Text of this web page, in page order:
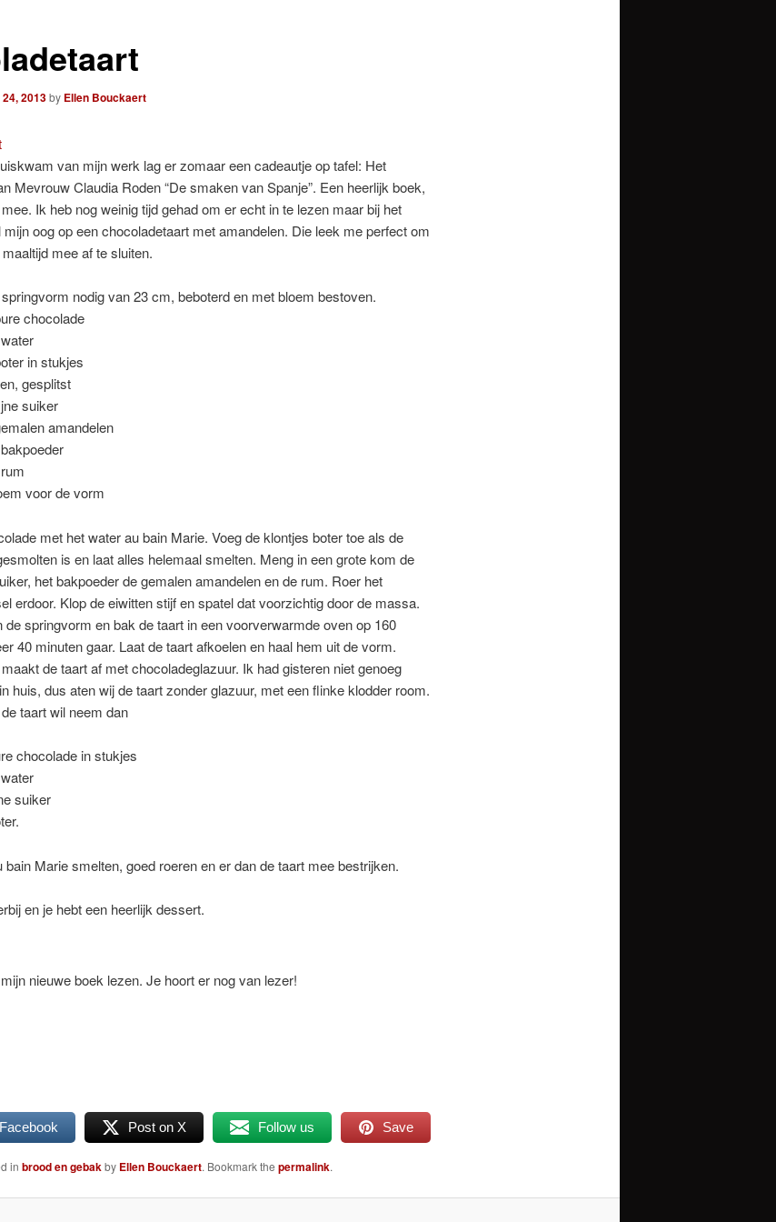
2013by Ellen Bouckaert
van mijn werk lag er zomaar een cadeautje op tafel: Het
Mevrouw Claudia Roden “De smaken van Spanje”. Een heerlijk boek,
Ik heb nog weinig tijd gehad om er echt in te lezen maar bij het
oog op een chocoladetaart met amandelen. Die leek me perfect om
mee af te sluiten.
nodig van 23 cm, beboterd en met bloem bestoven.
chocolade
in stukjes
gesplitst
suiker
amandelen
voor de vorm
met het water au bain Marie. Voeg de klontjes boter toe als de
is en laat alles helemaal smelten. Meng in een grote kom de
het bakpoeder de gemalen amandelen en de rum. Roer het
erdoor. Klop de eiwitten stijf en spatel dat voorzichtig door de massa.
de springvorm en bak de taart in een voorverwarmde oven op 160
40 minuten gaar. Laat de taart afkoelen en haal hem uit de vorm.
de taart af met chocoladeglazuur. Ik had gisteren niet genoeg
huis, dus aten wij de taart zonder glazuur, met een flinke klodder room.
taart wil neem dan
chocolade in stukjes
suiker
bain Marie smelten, goed roeren en er dan de taart mee bestrijken.
en je hebt een heerlijk dessert.
nieuwe boek lezen. Je hoort er nog van lezer!
Post on X Follow us Save
in brood en gebakby Ellen Bouckaert. Bookmark the permalink.